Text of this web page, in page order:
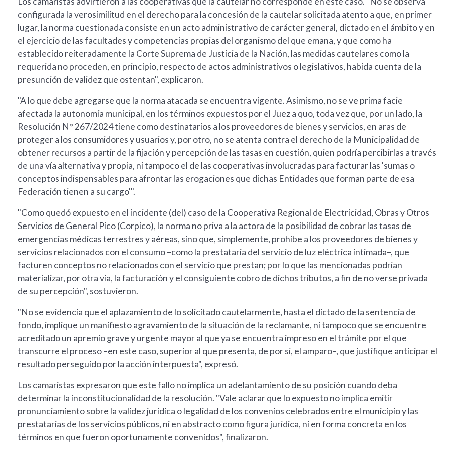
configurada la verosimilitud en el derecho para la concesión de la cautelar solicitada atento a que, en primer
lugar, la norma cuestionada consiste en un acto administrativo de carácter general, dictado en el ámbito y en
el ejercicio de las facultades y competencias propias del organismo del que emana, y que como ha
establecido reiteradamente la Corte Suprema de Justicia de la Nación, las medidas cautelares como la
requerida no proceden, en principio, respecto de actos administrativos o legislativos, habida cuenta de la
presunción de validez que ostentan", explicaron.
"A lo que debe agregarse que la norma atacada se encuentra vigente. Asimismo, no se ve prima facie
afectada la autonomía municipal, en los términos expuestos por el Juez a quo, toda vez que, por un lado, la
Resolución N° 267/2024 tiene como destinatarios a los proveedores de bienes y servicios, en aras de
proteger a los consumidores y usuarios y, por otro, no se atenta contra el derecho de la Municipalidad de
obtener recursos a partir de la fijación y percepción de las tasas en cuestión, quien podría percibirlas a través
de una vía alternativa y propia, ni tampoco el de las cooperativas involucradas para facturar las 'sumas o
conceptos indispensables para afrontar las erogaciones que dichas Entidades que forman parte de esa
Federación tienen a su cargo'".
"Como quedó expuesto en el incidente (del) caso de la Cooperativa Regional de Electricidad, Obras y Otros
Servicios de General Pico (Corpico), la norma no priva a la actora de la posibilidad de cobrar las tasas de
emergencias médicas terrestres y aéreas, sino que, simplemente, prohíbe a los proveedores de bienes y
servicios relacionados con el consumo –como la prestataria del servicio de luz eléctrica intimada–, que
facturen conceptos no relacionados con el servicio que prestan; por lo que las mencionadas podrían
materializar, por otra vía, la facturación y el consiguiente cobro de dichos tributos, a fin de no verse privada
de su percepción", sostuvieron.
"No se evidencia que el aplazamiento de lo solicitado cautelarmente, hasta el dictado de la sentencia de
fondo, implique un manifiesto agravamiento de la situación de la reclamante, ni tampoco que se encuentre
acreditado un apremio grave y urgente mayor al que ya se encuentra impreso en el trámite por el que
transcurre el proceso –en este caso, superior al que presenta, de por sí, el amparo–, que justifique anticipar el
resultado perseguido por la acción interpuesta", expresó.
Los camaristas expresaron que este fallo no implica un adelantamiento de su posición cuando deba
determinar la inconstitucionalidad de la resolución. "Vale aclarar que lo expuesto no implica emitir
pronunciamiento sobre la validez jurídica o legalidad de los convenios celebrados entre el municipio y las
prestatarias de los servicios públicos, ni en abstracto como figura jurídica, ni en forma concreta en los
términos en que fueron oportunamente convenidos", finalizaron.